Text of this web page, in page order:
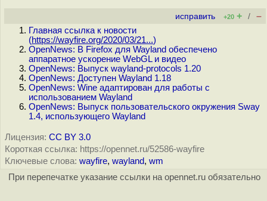
исправить +20 + / –
Главная ссылка к новости
(https://wayfire.org/2020/03/21...)
OpenNews: В Firefox для Wayland обеспечено
аппаратное ускорение WebGL и видео
OpenNews: Выпуск wayland-protocols 1.20
OpenNews: Доступен Wayland 1.18
OpenNews: Wine адаптирован для работы с
использованием Wayland
OpenNews: Выпуск пользовательского окружения Sway
1.4, использующего Wayland
Лицензия: CC BY 3.0
Короткая ссылка: https://opennet.ru/52586-wayfire
Ключевые слова: wayfire, wayland, wm
При перепечатке указание ссылки на opennet.ru обязательно